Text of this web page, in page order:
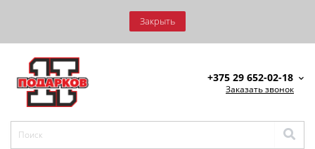
Закрыть
+375 29 652-02-18
Заказать звонок